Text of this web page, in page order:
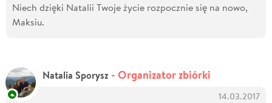
Niech dzięki Natalii Twoje życie rozpocznie się na nowo,
Maksiu.
Natalia Sporysz - Organizator zbiórki
14.03.2017